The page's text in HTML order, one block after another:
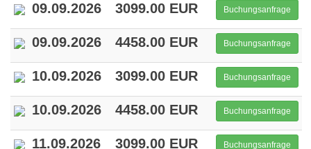
09.09.2026 3099.00 EUR Buchungsanfrage
09.09.2026 4458.00 EUR Buchungsanfrage
10.09.2026 3099.00 EUR Buchungsanfrage
10.09.2026 4458.00 EUR Buchungsanfrage
11.09.2026 3099.00 EUR Buchungsanfrage